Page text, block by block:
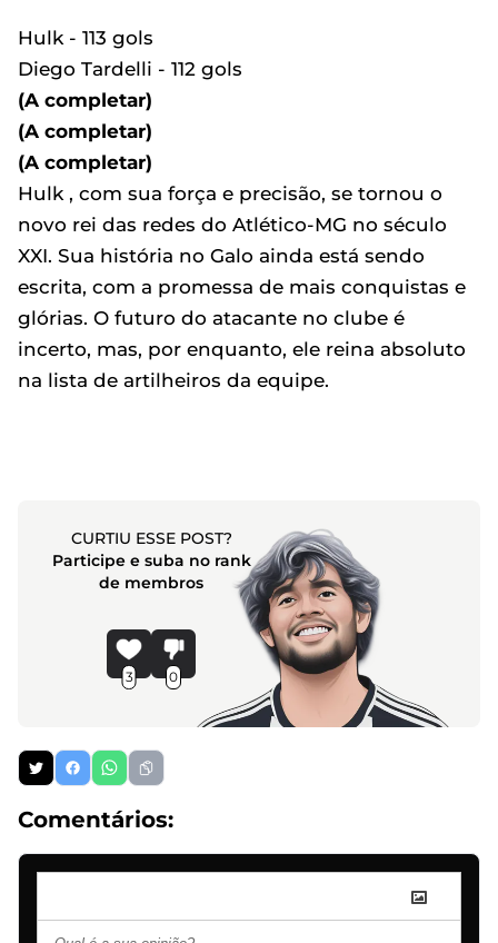
Hulk - 113 gols
Diego Tardelli - 112 gols
(A completar)
(A completar)
(A completar)
Hulk , com sua força e precisão, se tornou o
novo rei das redes do Atlético-MG no século
XXI. Sua história no Galo ainda está sendo
escrita, com a promessa de mais conquistas e
glórias. O futuro do atacante no clube é
incerto, mas, por enquanto, ele reina absoluto
na lista de artilheiros da equipe.
CURTIU ESSE POST?
Participe e suba no rank
de membros
3 0
Comentários: